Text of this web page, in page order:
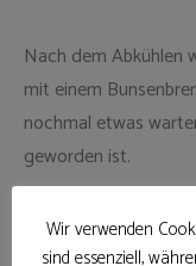
Nach dem Abkühlen
mit einem
nochmal etwas
geworden ist.
Die Crème Brûlée
Wir verwenden
sind essenziell,